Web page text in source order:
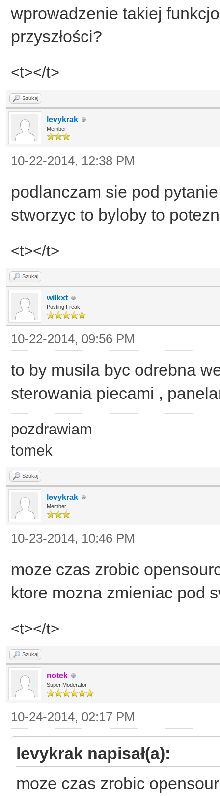
wprowadzenie takiej
przyszłości?
<t></t>
Szukaj
levykrak
Member
10-22-2014, 12:38 PM
podlanczam sie pod
stworzyc to byloby to
<t></t>
Szukaj
wilkxt
Posting Freak
10-22-2014, 09:56 PM
to by musila byc odrebna
sterowania piecami ,
pozdrawiam
tomek
Szukaj
levykrak
Member
10-23-2014, 10:46 PM
moze czas zrobic
ktore mozna zmieniac pod
<t></t>
Szukaj
notek
Super Moderator
10-24-2014, 02:17 PM
levykrak napisał(a):
moze czas zrobic